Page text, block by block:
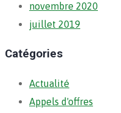
novembre 2020
juillet 2019
Catégories
Actualité
Appels d'offres